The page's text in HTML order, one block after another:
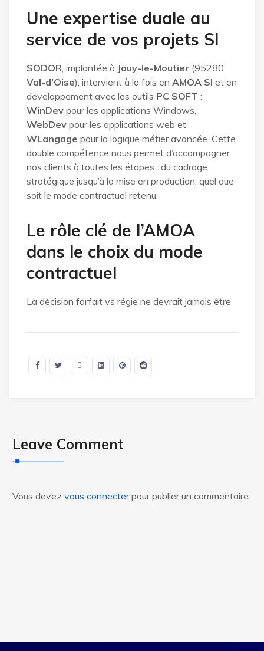
Une expertise duale au
service de vos projets SI
SODOR , implantée à Jouy-le-Moutier (95280,
Val-d’Oise), intervient à la fois en AMOA SI et en
développement avec les outils PC SOFT :
WinDev pour les applications Windows,
WebDev pour les applications web et
WLangage pour la logique métier avancée. Cette
double compétence nous permet d’accompagner
nos clients à toutes les étapes : du cadrage
stratégique jusqu’à la mise en production, quel que
soit le mode contractuel retenu.
Le rôle clé de l’AMOA
dans le choix du mode
contractuel
La décision forfait vs régie ne devrait jamais être
Leave Comment
Vous devez vous connecterpour publier un commentaire.